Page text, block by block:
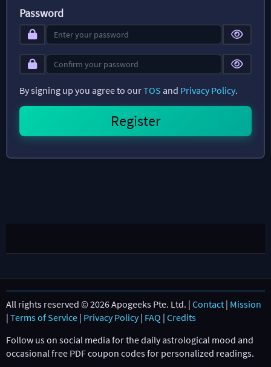
Password
By signing up you agree to ourTOS and Privacy Policy.
All rights reserved © 2026 Apogeeks Pte. Ltd. | Contact | Mission
| Terms of Service | Privacy Policy| FAQ | Credits
Follow us on social media for the daily astrological mood and
occasional free PDF coupon codes for personalized readings.